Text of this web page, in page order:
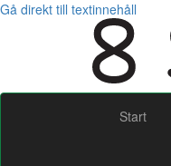
Gå direkt till textinnehåll
Start